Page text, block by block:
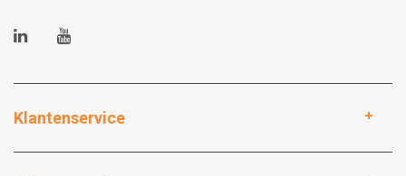
Klantenservice